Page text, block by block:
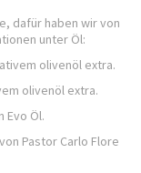
dafür haben wir von
unter Öl:
olivenöl extra.
olivenöl extra.
Evo Öl.
Pastor Carlo Flore